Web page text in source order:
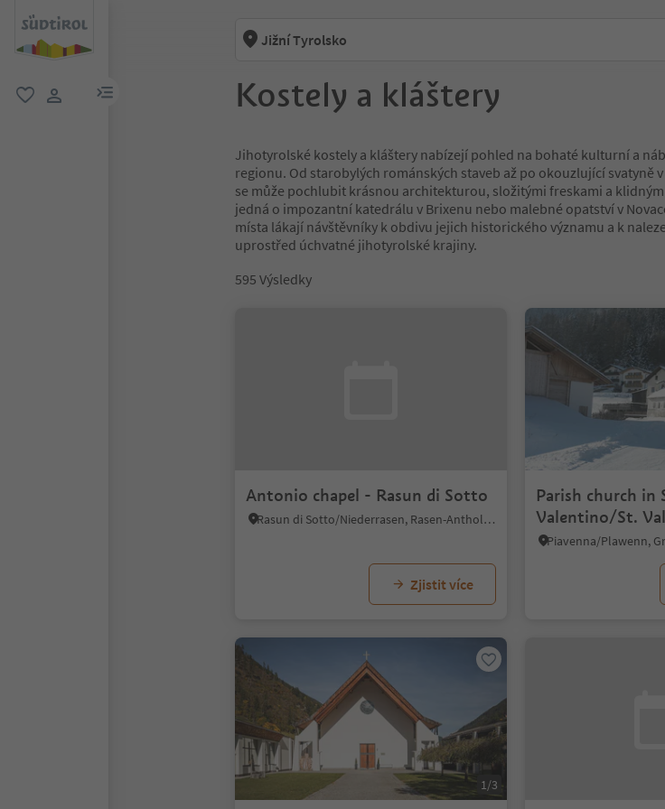
odkaz na menu
Jižní Tyrolsko
Kostely a kláštery
Jihotyrolské kostely a kláštery nabízejí pohled na bohaté kulturní a
regionu. Od starobylých románských staveb až po okouzlující svatyně
se může pochlubit krásnou architekturou, složitými freskami a
jedná o impozantní katedrálu v Brixenu nebo malebné opatství v
místa lákají návštěvníky k obdivu jejich historického významu a k
uprostřed úchvatné jihotyrolské krajiny.
595 Výsledky
Antonio chapel - Rasun di Sotto
Rasun di Sotto/Niederrasen, Rasen-Antholz/Rasun Anterselva, Dolomites Region Kronplatz/Plan de Corones
Zjistit více
Parish church in
Valentino/St.
1/3